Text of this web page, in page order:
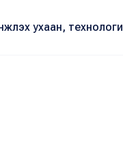
ухаан, технологи